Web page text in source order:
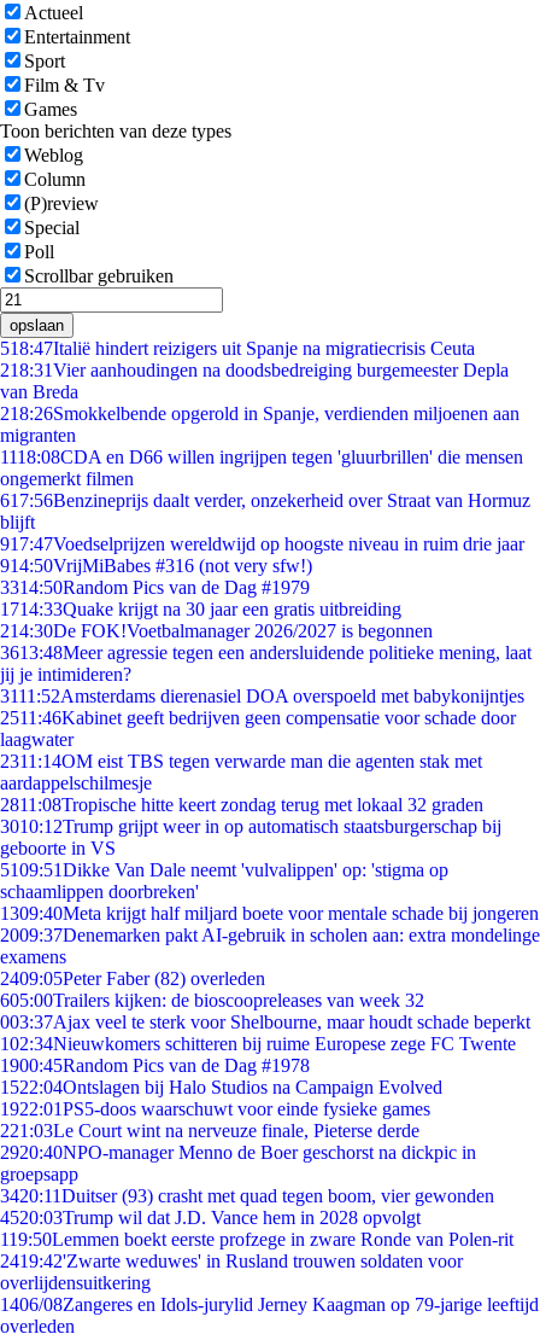
Actueel
Entertainment
Sport
Film & Tv
Games
Toon berichten van deze types
Weblog
Column
(P)review
Special
Poll
Scrollbar gebruiken
opslaan
518:47Italië hindert reizigers uit Spanje na migratiecrisis Ceuta
218:31Vier aanhoudingen na doodsbedreiging burgemeester Depla
van Breda
218:26Smokkelbende opgerold in Spanje, verdienden miljoenen aan
migranten
1118:08CDA en D66 willen ingrijpen tegen 'gluurbrillen' die mensen
ongemerkt filmen
617:56Benzineprijs daalt verder, onzekerheid over Straat van Hormuz
blijft
917:47Voedselprijzen wereldwijd op hoogste niveau in ruim drie jaar
914:50VrijMiBabes #316 (not very sfw!)
3314:50Random Pics van de Dag #1979
1714:33Quake krijgt na 30 jaar een gratis uitbreiding
214:30De FOK!Voetbalmanager 2026/2027 is begonnen
3613:48Meer agressie tegen een andersluidende politieke mening, laat
jij je intimideren?
3111:52Amsterdams dierenasiel DOA overspoeld met babykonijntjes
2511:46Kabinet geeft bedrijven geen compensatie voor schade door
laagwater
2311:14OM eist TBS tegen verwarde man die agenten stak met
aardappelschilmesje
2811:08Tropische hitte keert zondag terug met lokaal 32 graden
3010:12Trump grijpt weer in op automatisch staatsburgerschap bij
geboorte in VS
5109:51Dikke Van Dale neemt 'vulvalippen' op: 'stigma op
schaamlippen doorbreken'
1309:40Meta krijgt half miljard boete voor mentale schade bij jongeren
2009:37Denemarken pakt AI-gebruik in scholen aan: extra mondelinge
examens
2409:05Peter Faber (82) overleden
605:00Trailers kijken: de bioscoopreleases van week 32
003:37Ajax veel te sterk voor Shelbourne, maar houdt schade beperkt
102:34Nieuwkomers schitteren bij ruime Europese zege FC Twente
1900:45Random Pics van de Dag #1978
1522:04Ontslagen bij Halo Studios na Campaign Evolved
1922:01PS5-doos waarschuwt voor einde fysieke games
221:03Le Court wint na nerveuze finale, Pieterse derde
2920:40NPO-manager Menno de Boer geschorst na dickpic in
groepsapp
3420:11Duitser (93) crasht met quad tegen boom, vier gewonden
4520:03Trump wil dat J.D. Vance hem in 2028 opvolgt
119:50Lemmen boekt eerste profzege in zware Ronde van Polen-rit
2419:42'Zwarte weduwes' in Rusland trouwen soldaten voor
overlijdensuitkering
1406/08Zangeres en Idols-jurylid Jerney Kaagman op 79-jarige leeftijd
overleden